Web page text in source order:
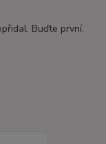
Buďte první.